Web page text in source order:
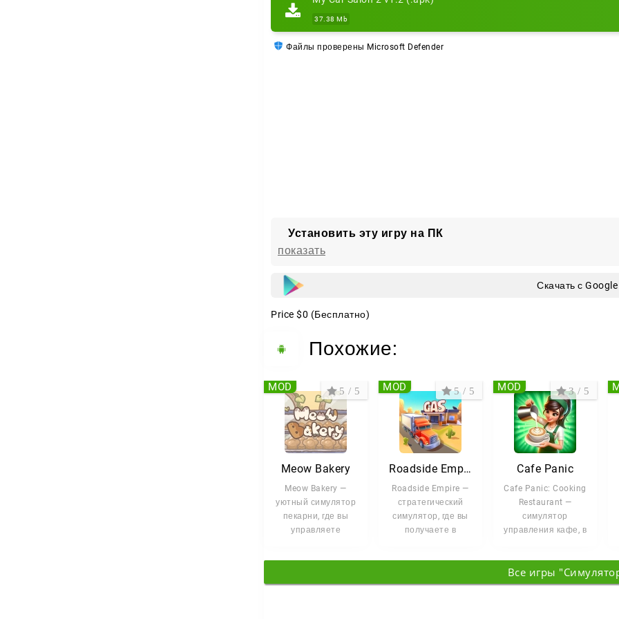
37.38 Mb
Файлы проверены Microsoft Defender
Установить эту игру на ПК
показать
Скачать с
Price $0 (Бесплатно)
Похожие:
Meow Bakery
Meow Bakery —
уютный симулятор
пекарни, где вы
управляете
5 / 5
MOD
Roadside Empire
Roadside Empire —
стратегический
симулятор, где вы
получаете в
5 / 5
MOD
Cafe Panic
Cafe Panic: Cooking
Restaurant —
симулятор
управления кафе, в
кулинарный
3 / 5
MOD
Все игры